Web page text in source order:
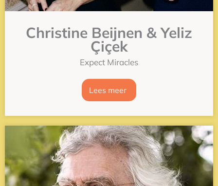
Christine Beijnen & Yeliz
Çiçek
Expect Miracles
Lees meer